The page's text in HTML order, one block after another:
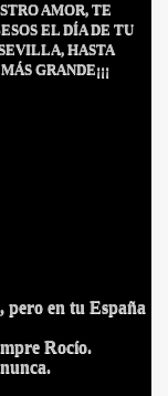
AMOR, TE
EL DÍA DE TU
HASTA
GRANDE¡¡¡
pero en tu España
Rocío.